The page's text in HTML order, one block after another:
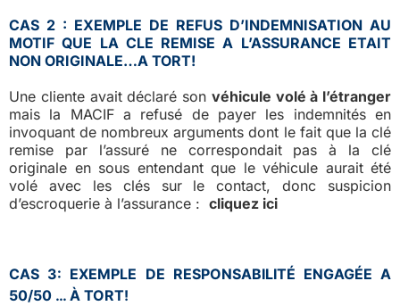
CAS 2 : EXEMPLE DE REFUS D’INDEMNISATION AU
MOTIF QUE LA CLE REMISE A L’ASSURANCE ETAIT
NON ORIGINALE…A TORT!
Une cliente avait déclaré son véhicule volé à l’étranger
mais la MACIF a refusé de payer les indemnités en
invoquant de nombreux arguments dont le fait que la clé
remise par l’assuré ne correspondait pas à la clé
originale en sous entendant que le véhicule aurait été
volé avec les clés sur le contact, donc suspicion
d’escroquerie à l’assurance : cliquez ici
CAS 3: EXEMPLE DE RESPONSABILITÉ ENGAGÉE A
50/50 … À TORT!